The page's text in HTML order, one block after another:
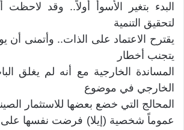
البدء بتغير الأسوأ أولاً.. وقد
لتحقيق التنمية
يقترح الاعتماد على الذات.. وأتمنى
يتجنب أخطار
المساندة الخارجية مع أنه لم يغلق
الخارجي في موضوع
المحالج التي خضع بعضها للاستثمار
عموماً شخصية (إيلا) فرضت نفسها على